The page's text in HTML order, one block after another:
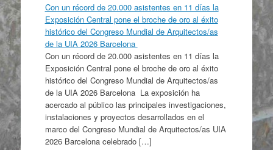
Con un récord de 20.000 asistentes en 11 días la
Exposición Central pone el broche de oro al éxito
histórico del Congreso Mundial de Arquitectos/as
de la UIA 2026 Barcelona
Con un récord de 20.000 asistentes en 11 días la
Exposición Central pone el broche de oro al éxito
histórico del Congreso Mundial de Arquitectos/as
de la UIA 2026 Barcelona La exposición ha
acercado al público las principales investigaciones,
instalaciones y proyectos desarrollados en el
marco del Congreso Mundial de Arquitectos/as UIA
2026 Barcelona celebrado […]